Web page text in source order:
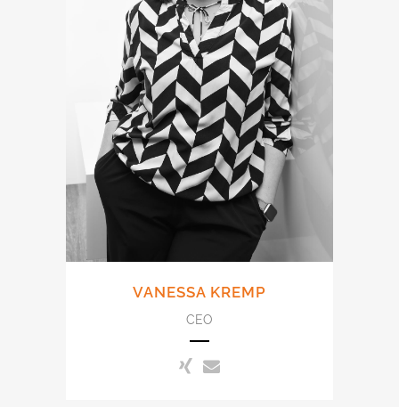
VANESSA KREMP
CEO